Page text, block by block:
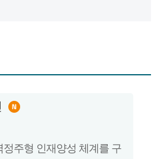
주형 인재양성 체계를 구